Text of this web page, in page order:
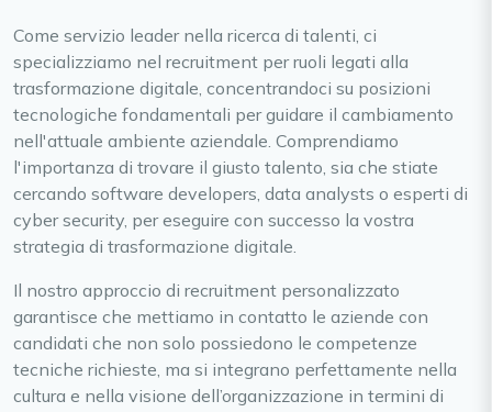
Come servizio leader nella ricerca di talenti, ci
specializziamo nel recruitment per ruoli legati alla
trasformazione digitale, concentrandoci su posizioni
tecnologiche fondamentali per guidare il cambiamento
nell'attuale ambiente aziendale. Comprendiamo
l'importanza di trovare il giusto talento, sia che stiate
cercando software developers, data analysts o esperti di
cyber security, per eseguire con successo la vostra
strategia di trasformazione digitale.
Il nostro approccio di recruitment personalizzato
garantisce che mettiamo in contatto le aziende con
candidati che non solo possiedono le competenze
tecniche richieste, ma si integrano perfettamente nella
cultura e nella visione dell’organizzazione in termini di